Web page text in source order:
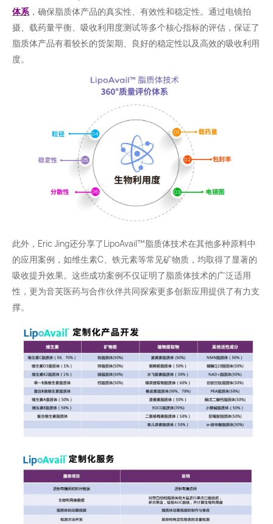
体系 ，确保脂质体产品的真实性、有效性和稳定性。通过电镜拍
摄、载药量平衡、吸收利用度测试等多个核心指标的评估，保证了
脂质体产品有着较长的货架期、良好的稳定性以及高效的吸收利用
度。
此外，Eric Jing还分享了LipoAvail™️脂质体技术在其他多种原料中
的应用案例，如维生素C、铁元素等常见矿物质，均取得了显著的
吸收提升效果。这些成功案例不仅证明了脂质体技术的广泛适用
性，更为音芙医药与合作伙伴共同探索更多创新应用提供了有力支
撑。